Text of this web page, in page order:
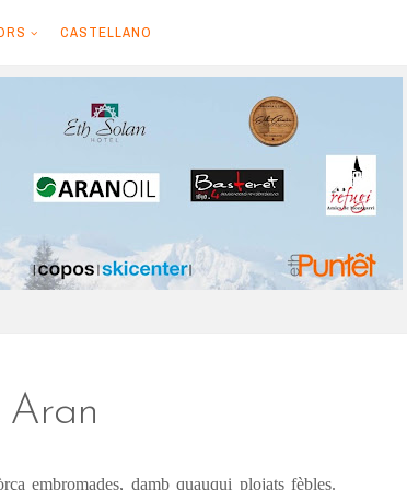
CASTELLANO
Aran
embromades, damb quauqui plojats fèbles.